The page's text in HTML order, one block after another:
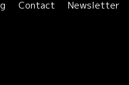
Contact Newsletter